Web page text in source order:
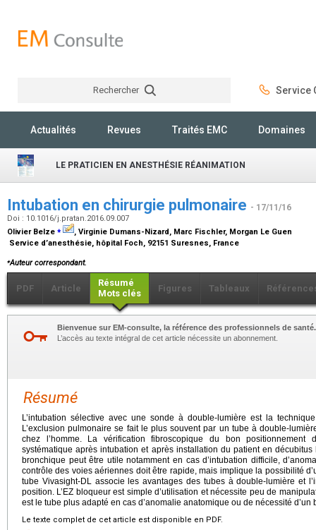
Rechercher Service
Actualités Revues Traités EMC Domaines
LE PRATICIEN EN ANESTHÉSIE RÉANIMATION
Intubation en chirurgie pulmonaire - 17/11/16
Doi : 10.1016/j.pratan.2016.09.007
Olivier Belze ⁎
, Virginie Dumans-Nizard, Marc Fischler, Morgan Le Guen
Service d’anesthésie, hôpital Foch, 92151 Suresnes, France
⁎Auteur correspondant.
PDF Article
Résumé
Mots clés
Figures Tableaux
Bienvenue sur EM-consulte, la référence des professionnels de santé.
L’accès au texte intégral de cet article nécessite un abonnement.
Résumé
L’intubation sélective avec une sonde à double-lumière est la
L’exclusion pulmonaire se fait le plus souvent par un tube à double-
chez l’homme. La vérification fibroscopique du bon
systématique après intubation et après installation du patient en
bronchique peut être utile notamment en cas d’intubation difficile,
contrôle des voies aériennes doit être rapide, mais implique la possibilité
tube Vivasight-DL associe les avantages des tubes à double-lumière et
position. L’EZ bloqueur est simple d’utilisation et nécessite peu de
est le tube plus adapté en cas d’anomalie anatomique ou de nécessité d’un
Le texte complet de cet article est disponible en PDF.